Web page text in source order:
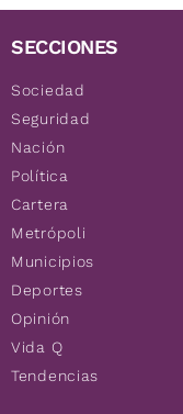
SECCIONES
Sociedad
Seguridad
Nación
Política
Cartera
Metrópoli
Municipios
Deportes
Opinión
Vida Q
Tendencias